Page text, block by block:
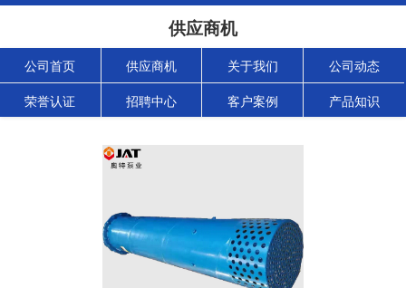
供应商机
公司首页 供应商机 关于我们 公司动态
荣誉认证 招聘中心 客户案例 产品知识